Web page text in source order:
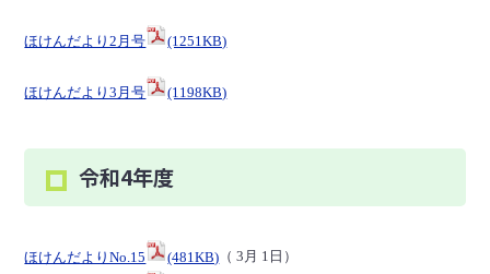
ほけんだより2月号 (1251KB)
ほけんだより3月号 (1198KB)
令和4年度
ほけんだよりNo.15 (481KB) （ 3月 1日）